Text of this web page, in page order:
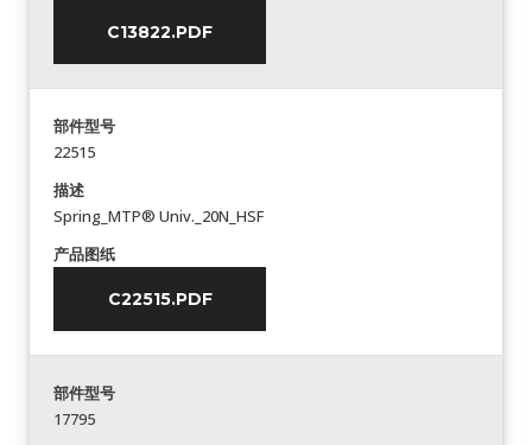
C13822.PDF
部件型号
22515
描述
Spring_MTP® Univ._20N_HSF
产品图纸
C22515.PDF
部件型号
17795